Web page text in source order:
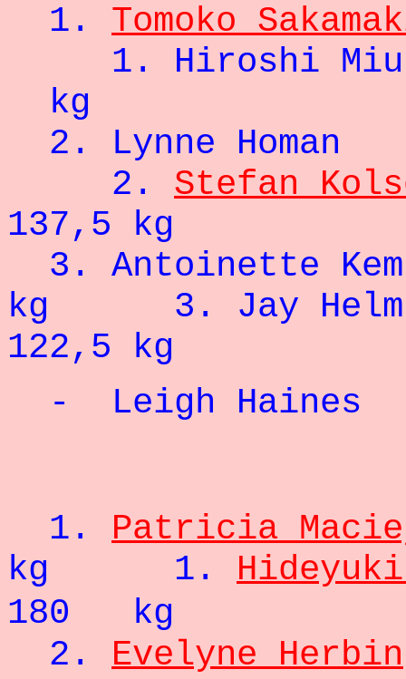
1. Tomoko
1.
kg
2. Lynne
2. Stefan
137,5 kg
3. Antoinette
kg 3.
122,5 kg
- Leigh Haines
1. Patricia
kg 1.
180 kg
2. Evelyne Herbin